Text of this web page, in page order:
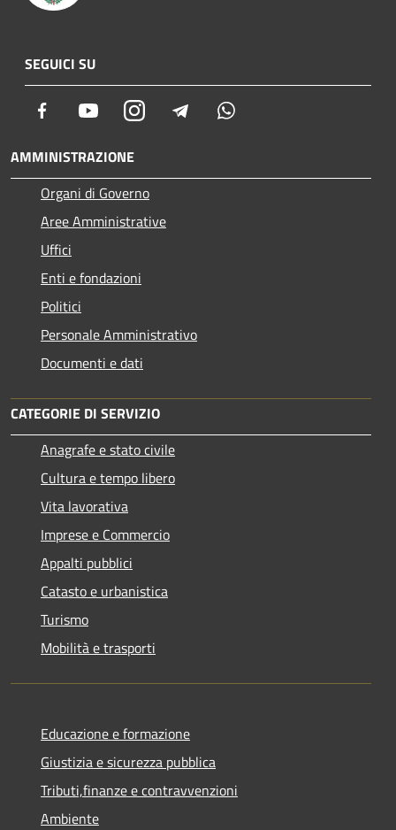
SEGUICI SU
Facebook YoutubeInstagram Telegram
AMMINISTRAZIONE
Organi di Governo
Aree Amministrative
Uffici
Enti e fondazioni
Politici
Personale Amministrativo
Documenti e dati
CATEGORIE DI SERVIZIO
Anagrafe e stato civile
Cultura e tempo libero
Vita lavorativa
Imprese e Commercio
Appalti pubblici
Catasto e urbanistica
Turismo
Mobilità e trasporti
Educazione e formazione
Giustizia e sicurezza pubblica
Tributi,finanze e contravvenzioni
Ambiente